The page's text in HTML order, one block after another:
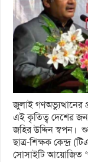
জুলাই গণঅভ্যুত্থানের
এই কৃতিত্ব দেশের
জহির উদ্দিন স্বপন।
ছাত্র-শিক্ষক কেন্দ্র
সোসাইটি আয়োজিত